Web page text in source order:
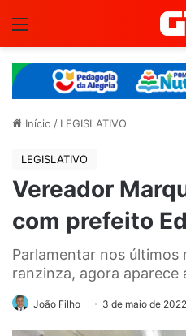
Início / LEGISLATIVO
LEGISLATIVO
Vereador
com prefeito
Parlamentar nos últimos
ranzinza, agora aparece
João Filho 3 de maio de 2022